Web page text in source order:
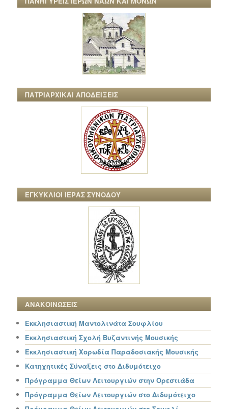
ΠΑΤΡΙΑΡΧΙΚΑΙ ΑΠΟΔΕΙΞΕΙΣ
ΕΓΚΥΚΛΙΟΙ ΙΕΡΑΣ ΣΥΝΟΔΟΥ
ΑΝΑΚΟΙΝΩΣΕΙΣ
Εκκλησιαστική Μαντολινάτα Σουφλίου
Εκκλησιαστική Σχολή Βυζαντινής Μουσικής
Εκκλησιαστική Χορωδία Παραδοσιακής Μουσικής
Κατηχητικές Σύναξεις στο Διδυμότειχο
Πρόγραμμα Θείων Λειτουργιών στην Ορεστιάδα
Πρόγραμμα Θείων Λειτουργιών στο Διδυμότειχο